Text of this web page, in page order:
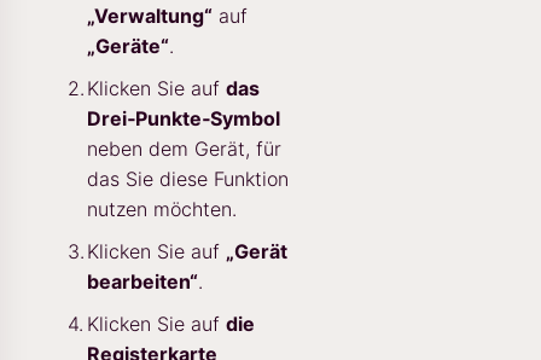
„Verwaltung“ auf
„Geräte“.
Klicken Sie auf das
Drei‑Punkte‑Symbol
neben dem Gerät, für
das Sie diese Funktion
nutzen möchten.
Klicken Sie auf „Gerät
bearbeiten“.
Klicken Sie auf die
Registerkarte